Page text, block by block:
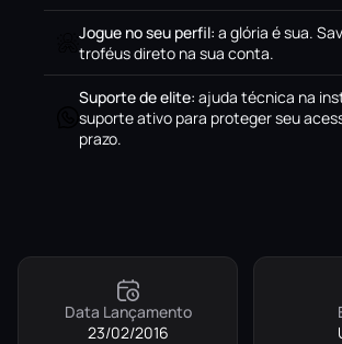
Jogue no seu perfil: a glória é sua.
troféus direto na sua conta.
Suporte de elite: ajuda técnica na
suporte ativo para proteger seu
prazo.
Data Lançamento
23/02/2016